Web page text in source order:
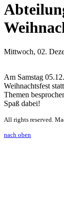
Mittwoch, 02.
Am Samstag
Weihnachtsfest
Themen
Spaß dabei!
All rights reserved.
nach oben